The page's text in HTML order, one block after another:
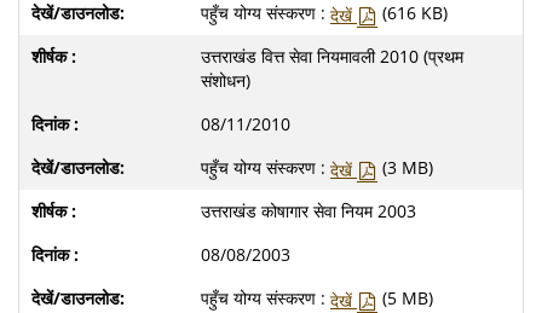
पहुँच योग्य संस्करण : देखें
(616 KB)
उत्तराखंड वित्त सेवा नियमावली 2010 (प्रथम
संशोधन)
08/11/2010
पहुँच योग्य संस्करण : देखें
(3 MB)
उत्तराखंड कोषागार सेवा नियम 2003
08/08/2003
पहुँच योग्य संस्करण : देखें
(5 MB)